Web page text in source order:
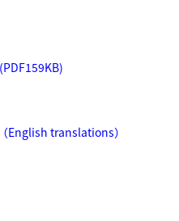
English translations）